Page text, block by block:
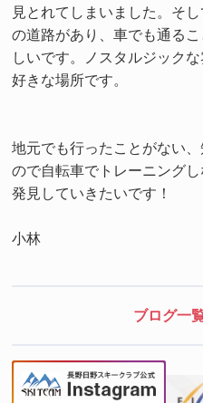
見とれてしまいました。そ
の道路があり、車でも通る
しいです。ノスタルジック
好きな場所です。
地元でも行ったことがない
ので自転車でトレーニング
発見していきたいです！
小林
ブログ一